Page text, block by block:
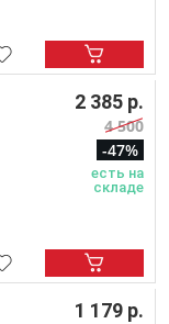
2 385 р.
4 500
-47%
есть на
складе
1 179 р.